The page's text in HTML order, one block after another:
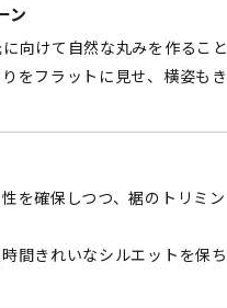
ン
向けて自然な丸みを作ること
をフラットに見せ、横姿もき
を確保しつつ、裾のトリミン
間きれいなシルエットを保ち